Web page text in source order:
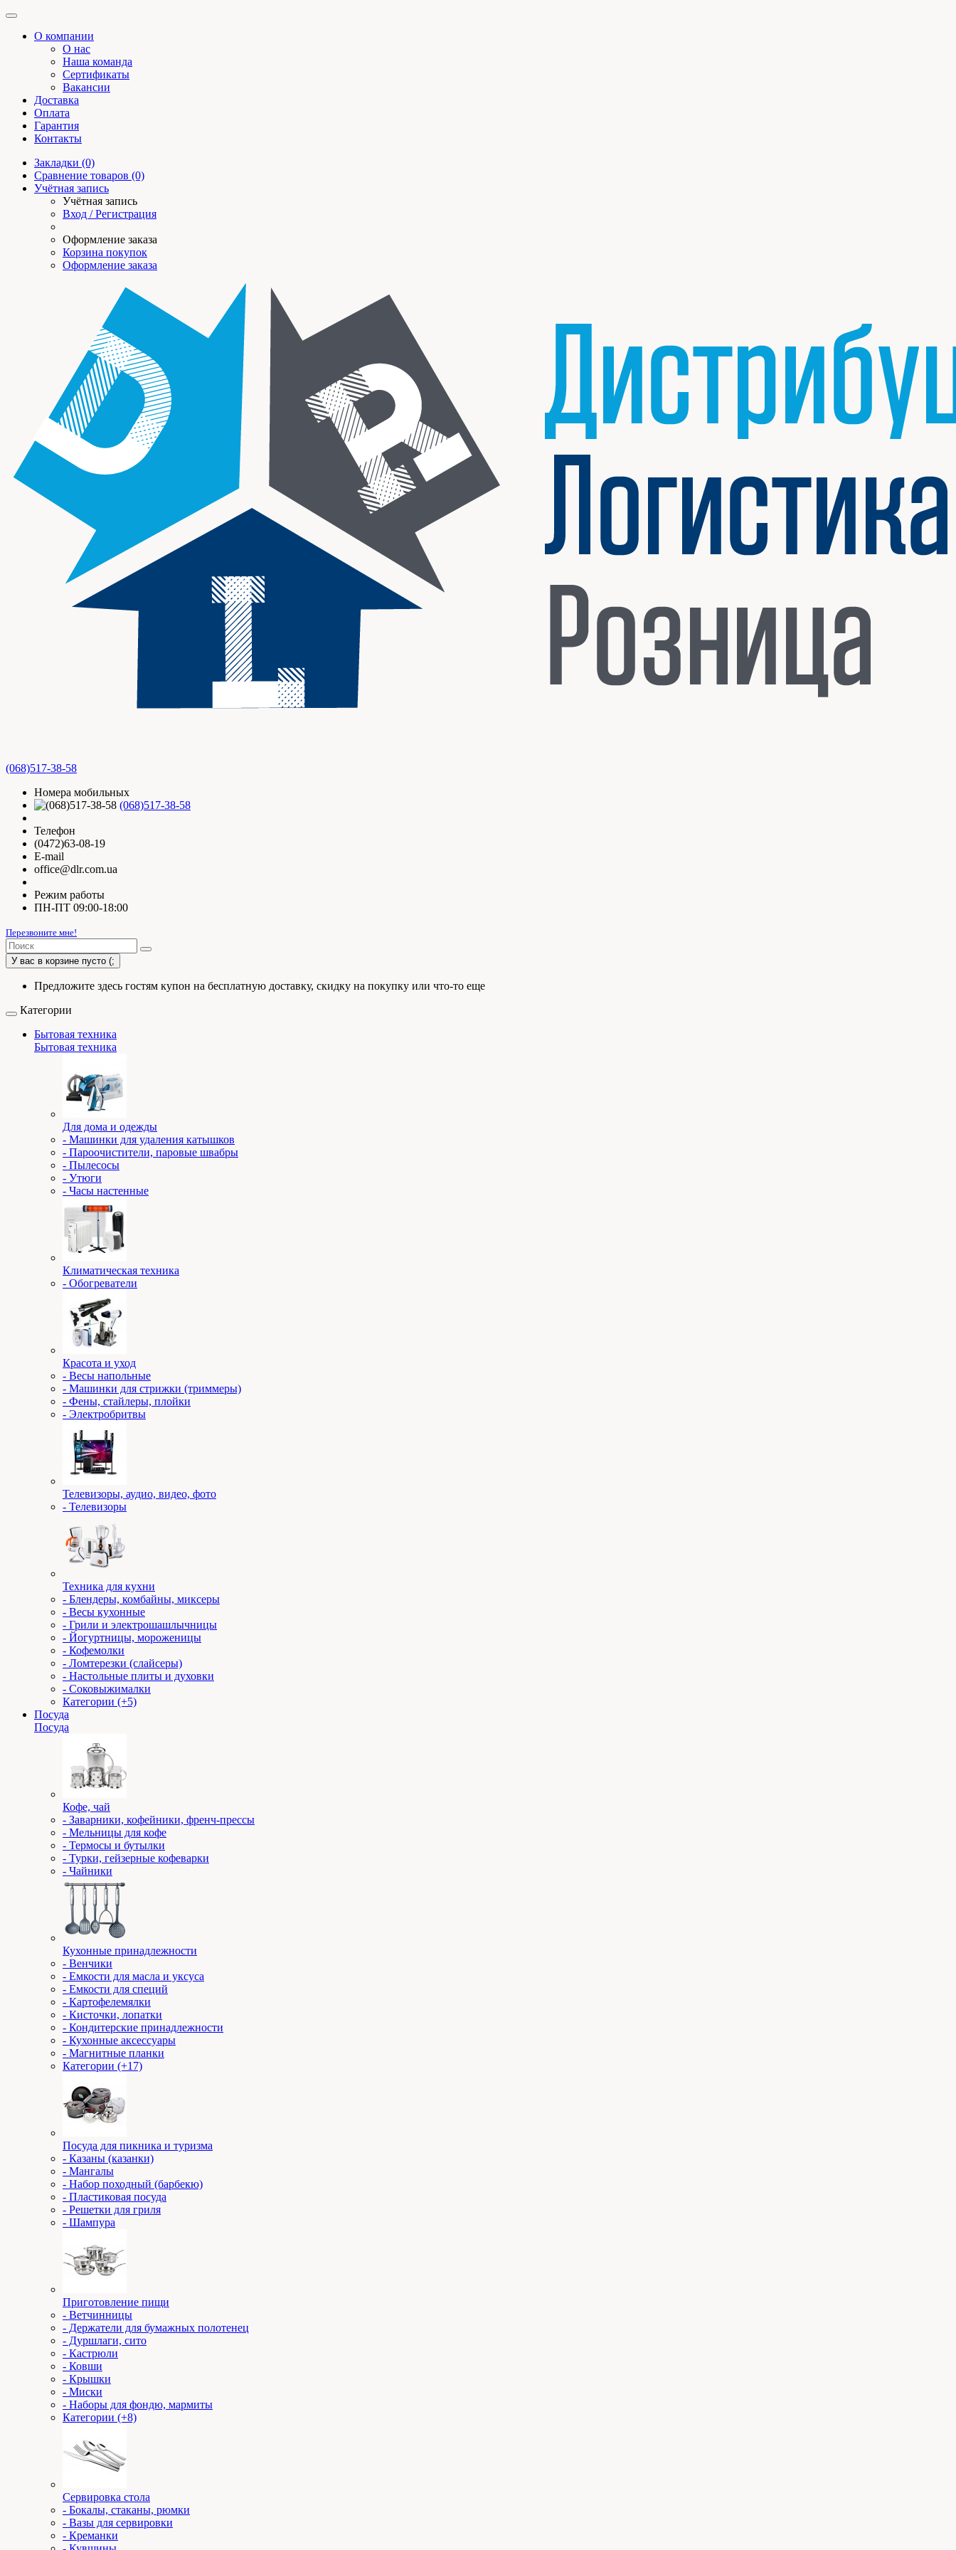
О компании
О нас
Наша команда
Сертификаты
Вакансии
Доставка
Оплата
Гарантия
Контакты
Закладки (0)
Сравнение товаров (0)
Учётная запись
Учётная запись
Вход / Регистрация
Оформление заказа
Корзина покупок
Оформление заказа
(068)517-38-58
Номера мобильных
(068)517-38-58
Телефон
(0472)63-08-19
E-mail
office@dlr.com.ua
Режим работы
ПН-ПТ 09:00-18:00
Перезвоните мне!
У вас в корзине пусто (;
Предложите здесь гостям купон на бесплатную доставку, скидку на покупку или что-то еще
Категории
Бытовая техника
Бытовая техника
Для дома и одежды
- Машинки для удаления катышков
- Пароочистители, паровые швабры
- Пылесосы
- Утюги
- Часы настенные
Климатическая техника
- Обогреватели
Красота и уход
- Весы напольные
- Машинки для стрижки (триммеры)
- Фены, стайлеры, плойки
- Электробритвы
Телевизоры, аудио, видео, фото
- Телевизоры
Техника для кухни
- Блендеры, комбайны, миксеры
- Весы кухонные
- Грили и электрошашлычницы
- Йогуртницы, мороженицы
- Кофемолки
- Ломтерезки (слайсеры)
- Настольные плиты и духовки
- Соковыжималки
Категории (+5)
Посуда
Посуда
Кофе, чай
- Заварники, кофейники, френч-прессы
- Мельницы для кофе
- Термосы и бутылки
- Турки, гейзерные кофеварки
- Чайники
Кухонные принадлежности
- Венчики
- Емкости для масла и уксуса
- Емкости для специй
- Картофелемялки
- Кисточки, лопатки
- Кондитерские принадлежности
- Кухонные аксессуары
- Магнитные планки
Категории (+17)
Посуда для пикника и туризма
- Казаны (казанки)
- Мангалы
- Набор походный (барбекю)
- Пластиковая посуда
- Решетки для гриля
- Шампура
Приготовление пищи
- Ветчинницы
- Держатели для бумажных полотенец
- Дуршлаги, сито
- Кастрюли
- Ковши
- Крышки
- Миски
- Наборы для фондю, мармиты
Категории (+8)
Сервировка стола
- Бокалы, стаканы, рюмки
- Вазы для сервировки
- Креманки